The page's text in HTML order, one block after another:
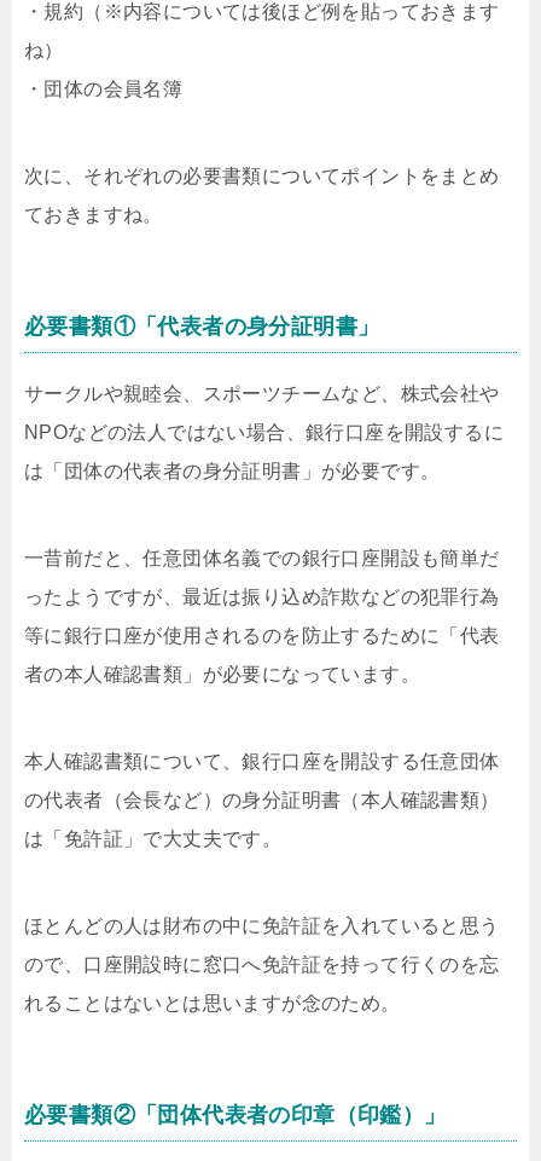
・規約（※内容については後ほど例を貼っておきます
ね）
・団体の会員名簿
次に、それぞれの必要書類についてポイントをまとめ
ておきますね。
必要書類①「代表者の身分証明書」
サークルや親睦会、スポーツチームなど、株式会社や
NPOなどの法人ではない場合、銀行口座を開設するに
は「団体の代表者の身分証明書」が必要です。
一昔前だと、任意団体名義での銀行口座開設も簡単だ
ったようですが、最近は振り込め詐欺などの犯罪行為
等に銀行口座が使用されるのを防止するために「代表
者の本人確認書類」が必要になっています。
本人確認書類について、銀行口座を開設する任意団体
の代表者（会長など）の身分証明書（本人確認書類）
は「免許証」で大丈夫です。
ほとんどの人は財布の中に免許証を入れていると思う
ので、口座開設時に窓口へ免許証を持って行くのを忘
れることはないとは思いますが念のため。
必要書類②「団体代表者の印章（印鑑）」